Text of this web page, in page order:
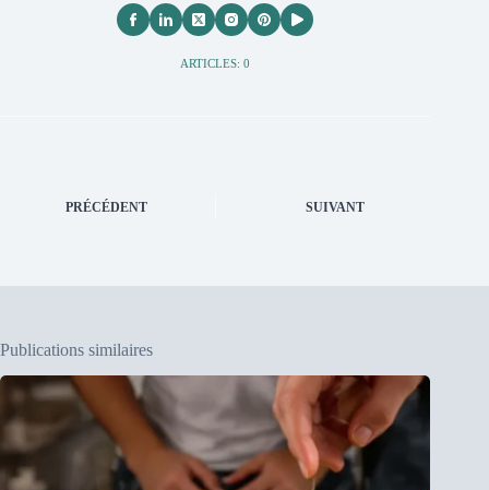
ARTICLES: 0
PRÉCÉDENT SUIVANT
Publications similaires